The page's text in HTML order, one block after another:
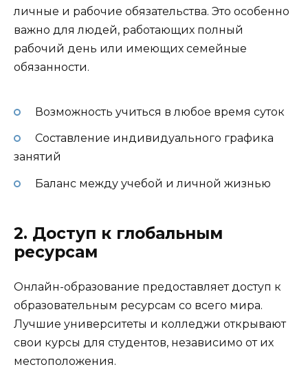
личные и рабочие обязательства. Это особенно
важно для людей, работающих полный
рабочий день или имеющих семейные
обязанности.
Возможность учиться в любое время суток
Составление индивидуального графика
занятий
Баланс между учебой и личной жизнью
2. Доступ к глобальным
ресурсам
Онлайн-образование предоставляет доступ к
образовательным ресурсам со всего мира.
Лучшие университеты и колледжи открывают
свои курсы для студентов, независимо от их
местоположения.